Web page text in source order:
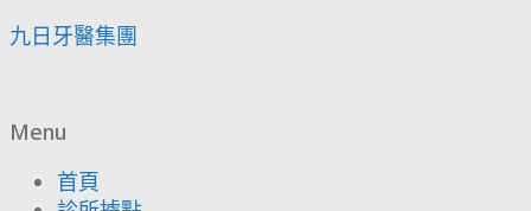
九日牙醫集團
Menu
首頁